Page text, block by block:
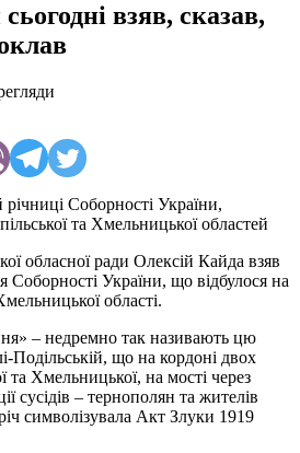
взяв, сказав,
річниці Соборності України,
та Хмельницької областей
обласної ради Олексій Кайда взяв
Соборності України, що відбулося на
області.
– недремно так називають цю
Подільській, що на кордоні двох
та Хмельницької, на мості через
сусідів – тернополян та жителів
символізувала Акт Злуки 1919